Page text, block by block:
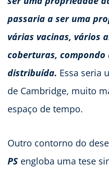
passaria a ser uma
várias vacinas, vários
coberturas, compondo
distribuída. Essa seria
de Cambridge, muito
espaço de tempo.
Outro contorno do
PS engloba uma tese